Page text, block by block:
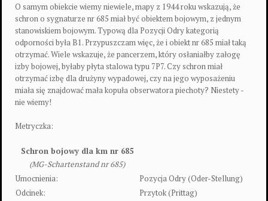
O samym obiekcie wiemy niewiele, mapy z 1944 roku wskazują, że
schron o sygnaturze nr 685 miał być obiektem bojowym, z jednym
stanowiskiem bojowym. Typową dla Pozycji Odry kategorią
odporności była B1. Przypuszczam więc, że i obiekt nr 685 miał taką
otrzymać. Wiele wskazuje, że pancerzem, który osłaniałby załogę
izby bojowej, byłaby płyta stalowa typu 7P7. Czy schron miał
otrzymać izbę dla drużyny wypadowej, czy na jego wyposażeniu
miała się znajdować mała kopuła obserwatora piechoty? Niestety -
nie wiemy!
Metryczka:
Schron bojowy dla km nr 685
(MG-Schartenstand nr 685)
Umocnienia:
Pozycja Odry (Oder-Stellung)
Odcinek:
Przytok (Prittag)